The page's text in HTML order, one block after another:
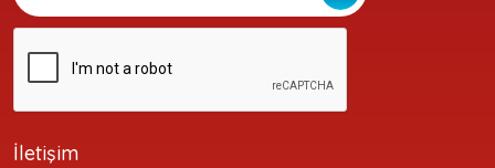
İletişim